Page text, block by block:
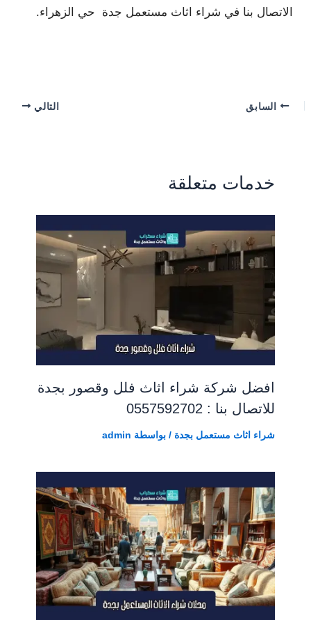
الاتصال بنا في شراء اثاث مستعمل جدة حي الزهراء.
السابق التالي
خدمات متعلقة
افضل شركة شراء اثاث فلل وقصور بجدة
للاتصال بنا : 0557592702
شراء اثاث مستعمل بجدة / بواسطة admin